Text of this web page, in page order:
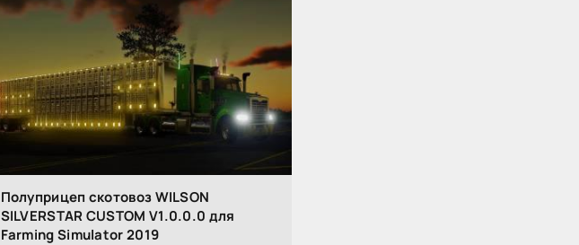
Полуприцеп скотовоз WILSON
SILVERSTAR CUSTOM V1.0.0.0 для
Farming Simulator 2019